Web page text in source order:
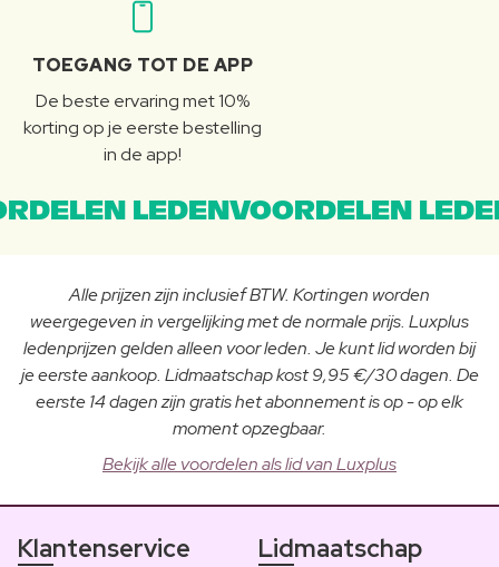
TOEGANG TOT DE APP
De beste ervaring met 10%
korting op je eerste bestelling
in de app!
LEDENVOORDELEN
Alle prijzen zijn inclusief BTW. Kortingen worden
weergegeven in vergelijking met de normale prijs. Luxplus
ledenprijzen gelden alleen voor leden. Je kunt lid worden bij
je eerste aankoop. Lidmaatschap kost 9,95 €/30 dagen. De
eerste 14 dagen zijn gratis het abonnement is op - op elk
moment opzegbaar.
Bekijk alle voordelen als lid van Luxplus
Klantenservice Lidmaatschap